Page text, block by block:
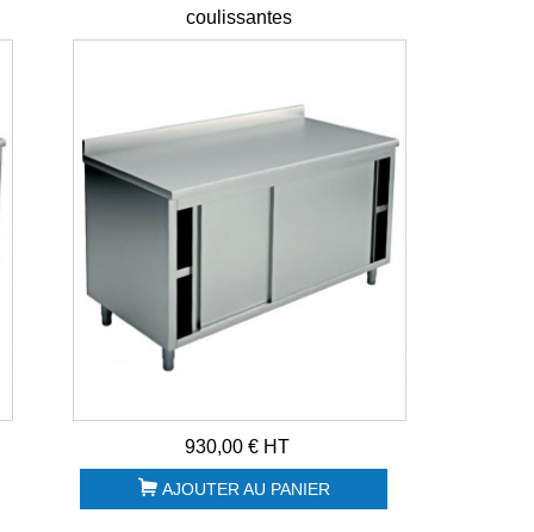
coulissantes
930,00 € HT
AJOUTER AU PANIER